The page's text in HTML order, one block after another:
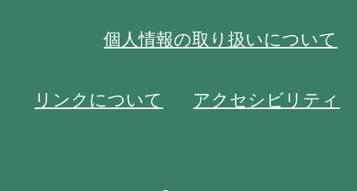
個人情報の取り扱いについて
リンクについて アクセシビリティ